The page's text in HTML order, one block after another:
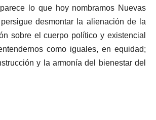
lo que hoy nombramos Nuevas
desmontar la alienación de la
sobre el cuerpo político y existencial
como iguales, en equidad;
y la armonía del bienestar del